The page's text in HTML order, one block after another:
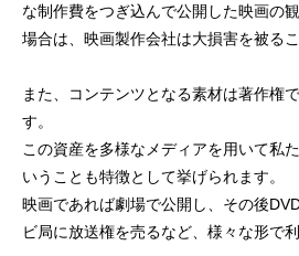
な制作費をつぎ込んで公開した映画の
場合は、映画製作会社は大損害を被るこ
また、コンテンツとなる素材は著作権
す。
この資産を多様なメディアを用いて私
いうことも特徴として挙げられます。
映画であれば劇場で公開し、その後
ビ局に放送権を売るなど、様々な形で